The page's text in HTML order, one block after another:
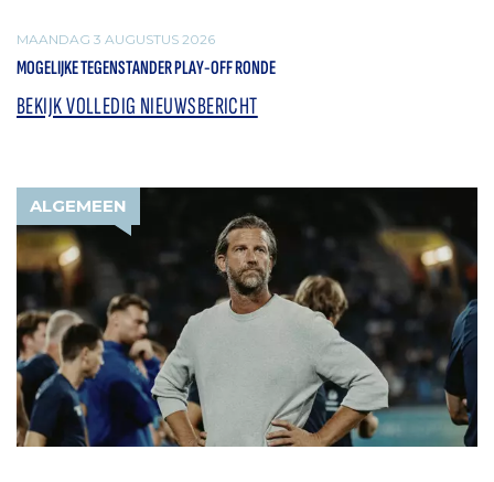
MAANDAG 3 AUGUSTUS 2026
MOGELIJKE TEGENSTANDER PLAY-OFF RONDE
BEKIJK VOLLEDIG NIEUWSBERICHT
ALGEMEEN